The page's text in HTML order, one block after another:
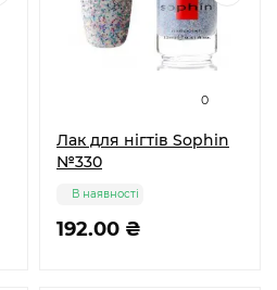
0
Лак для нігтів Sophin
№330
192.00 ₴
В наявності